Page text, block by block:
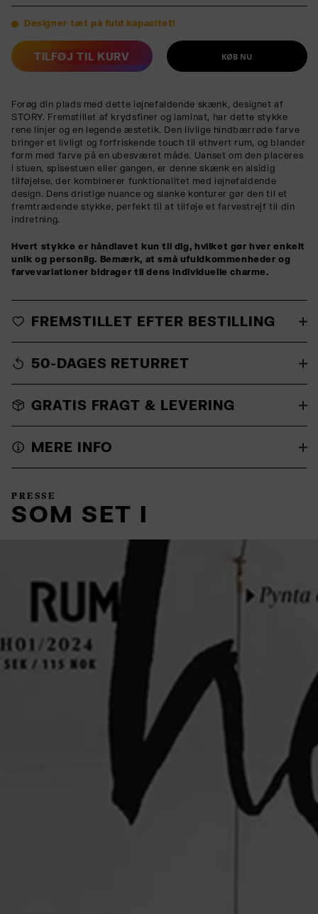
Designer tæt på fuld kapacitet!
TILFØJ TIL KURV KØB NU
Forøg din plads med dette iøjnefaldende skænk, designet af
STORY. Fremstillet af krydsfiner og laminat, har dette stykke
rene linjer og en legende æstetik. Den livlige hindbærrøde farve
bringer et livligt og forfriskende touch til ethvert rum, og blander
form med farve på en ubesværet måde. Uanset om den placeres
i stuen, spisestuen eller gangen, er denne skænk en alsidig
tilføjelse, der kombinerer funktionalitet med iøjnefaldende
design. Dens dristige nuance og slanke konturer gør den til et
fremtrædende stykke, perfekt til at tilføje et farvestrejf til din
indretning.
Hvert stykke er håndlavet kun til dig, hvilket gør hver enkelt
unik og personlig. Bemærk, at små ufuldkommenheder og
farvevariationer bidrager til dens individuelle charme.
FREMSTILLET EFTER BESTILLING
50-DAGES RETURRET
GRATIS FRAGT & LEVERING
MERE INFO
PRESSE
SOM SET I